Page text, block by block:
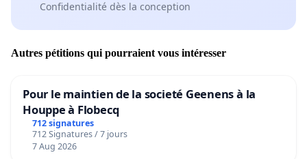
Confidentialité dès la conception
Autres pétitions qui pourraient vous intéresser
Pour le maintien de la societé Geenens à la
Houppe à Flobecq
712 signatures
712 Signatures / 7 jours
7 Aug 2026